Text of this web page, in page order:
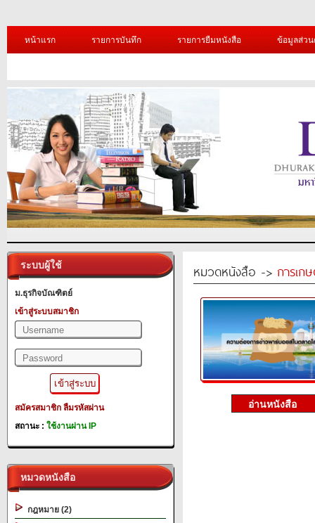
หน้าแรก รายการบันทึก รายการยืมหนังสือ ข้อมูลส่ว
ระบบผู้ใช้
ม.ธุรกิจบัณฑิตย์
เข้าสู่ระบบสมาชิก
สมัครสมาชิก ลืมรหัสผ่าน
สถานะ : ใช้งานผ่าน IP
หมวดหนังสือ
กฎหมาย (2)
หมวดหนังสือ -> การเก